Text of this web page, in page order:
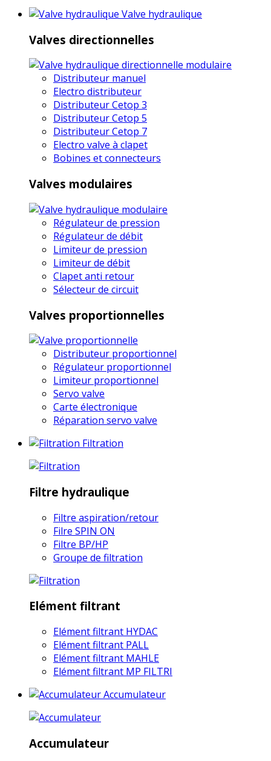
Valve hydraulique
Valves directionnelles
Distributeur manuel
Electro distributeur
Distributeur Cetop 3
Distributeur Cetop 5
Distributeur Cetop 7
Electro valve à clapet
Bobines et connecteurs
Valves modulaires
Régulateur de pression
Régulateur de débit
Limiteur de pression
Limiteur de débit
Clapet anti retour
Sélecteur de circuit
Valves proportionnelles
Distributeur proportionnel
Régulateur proportionnel
Limiteur proportionnel
Servo valve
Carte électronique
Réparation servo valve
Filtration
Filtre hydraulique
Filtre aspiration/retour
Filre SPIN ON
Filtre BP/HP
Groupe de filtration
Elément filtrant
Elément filtrant HYDAC
Elément filtrant PALL
Elément filtrant MAHLE
Elément filtrant MP FILTRI
Accumulateur
Accumulateur